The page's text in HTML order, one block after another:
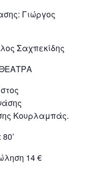
Γιώργος
Σαχπεκίδης
Κουρλαμπάς.
14 €